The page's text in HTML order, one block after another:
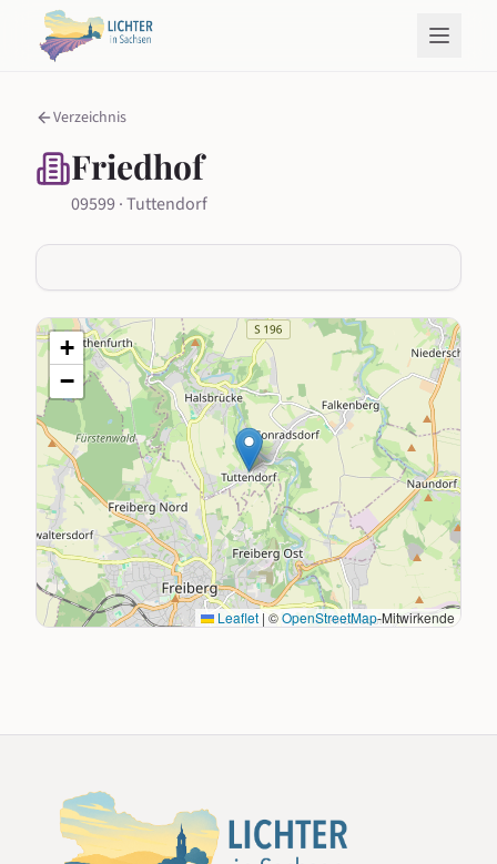
Verzeichnis
Friedhof
09599 · Tuttendorf
+
−
Leaflet | ©OpenStreetMap-Mitwirkende